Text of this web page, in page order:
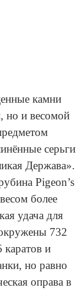
камни
но и весомой
серьги
Держава».
Pigeon’s
более
удача для
732
и
но равно
оправа в